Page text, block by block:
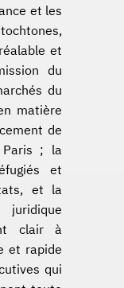
et les
et
du
du
matière
de
Paris ; la
et
et la
clair à
et rapide
qui